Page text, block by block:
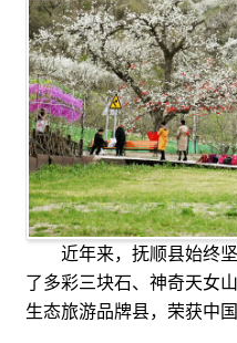
近年来，抚顺县始终坚
了多彩三块石、神奇天女
生态旅游品牌县，荣获中